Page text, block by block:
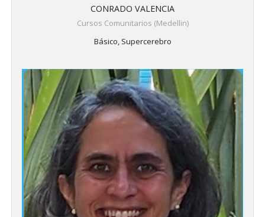
CONRADO VALENCIA
Cursos Comunitarios (Medellin)
Básico, Supercerebro